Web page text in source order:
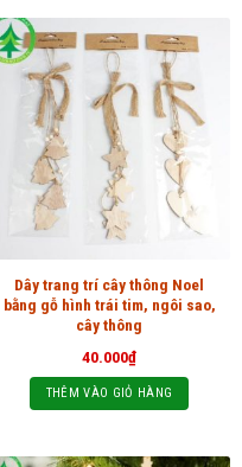
Dây trang trí cây thông Noel
bằng gỗ hình trái tim, ngôi sao,
cây thông
40.000₫
THÊM VÀO GIỎ HÀNG